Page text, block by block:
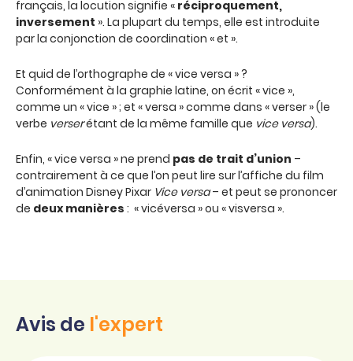
français, la locution signifie « réciproquement,
inversement ». La plupart du temps, elle est introduite
par la conjonction de coordination « et ».
Et quid de l’orthographe de « vice versa » ?
Conformément à la graphie latine, on écrit « vice »,
comme un « vice » ; et « versa » comme dans « verser » (le
verbe verserétant de la même famille que vice versa).
Enfin, « vice versa » ne prend pas de trait d’union –
contrairement à ce que l’on peut lire sur l’affiche du film
d’animation Disney Pixar Vice versa– et peut se prononcer
de deux manières : « vicéversa » ou « visversa ».
Avis de l'expert